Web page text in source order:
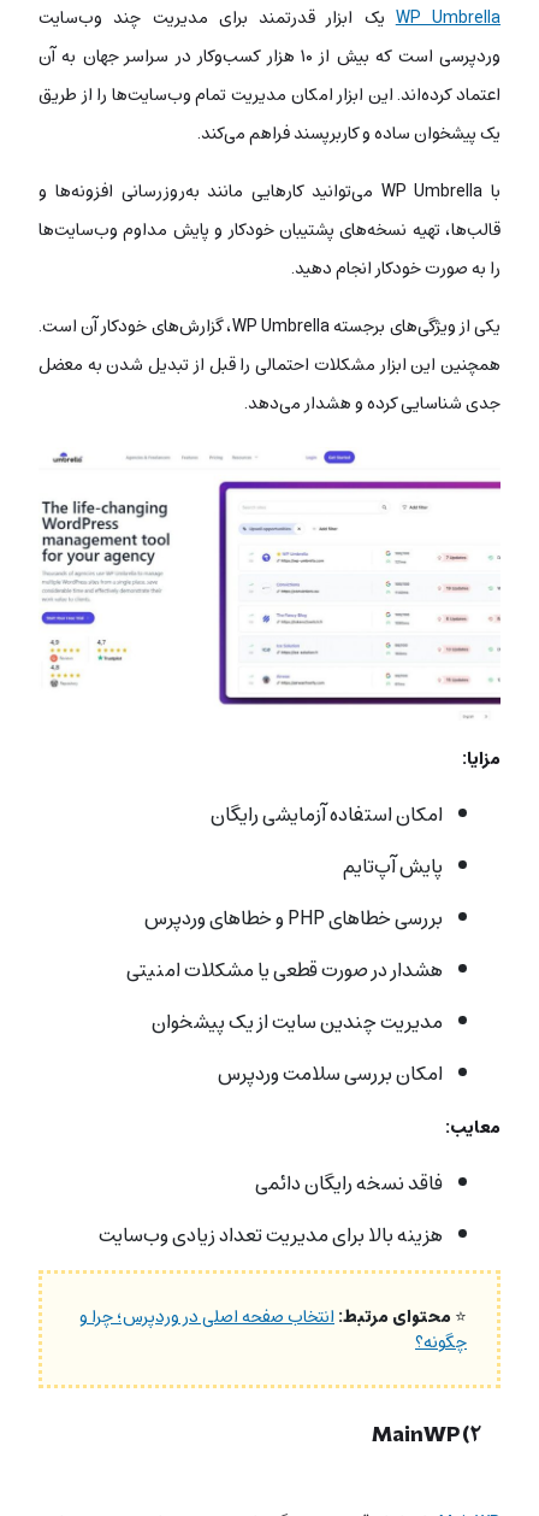
WP Umbrellaیک ابزار قدرتمند برای مدیریت چند وب‌سایت
وردپرسی است که بیش از ۱۰ هزار کسب‌وکار در سراسر جهان به آن
اعتماد کرده‌اند. این ابزار امکان مدیریت تمام وب‌سایت‌ها را از طریق
یک پیشخوان ساده و کاربرپسند فراهم می‌کند.
با WP Umbrella می‌توانید کارهایی مانند به‌روزرسانی افزونه‌ها و
قالب‌ها، تهیه نسخه‌های پشتیبان خودکار و پایش مداوم وب‌سایت‌ها
را به صورت خودکار انجام دهید.
یکی از ویژگی‌های برجسته WP Umbrella، گزارش‌های خودکار آن است.
همچنین این ابزار مشکلات احتمالی را قبل از تبدیل شدن به معضل
جدی شناسایی کرده و هشدار می‌دهد.
مزایا:
امکان استفاده آزمایشی رایگان
پایش آپ‌تایم
بررسی خطاهای PHP و خطاهای وردپرس
هشدار در صورت قطعی یا مشکلات امنیتی
مدیریت چندین سایت از یک پیشخوان
امکان بررسی سلامت وردپرس
معایب:
فاقد نسخه رایگان دائمی
هزینه بالا برای مدیریت تعداد زیادی وب‌سایت
محتوای مرتبط:انتخاب صفحه اصلی در وردپرس؛ چرا و
چگونه؟